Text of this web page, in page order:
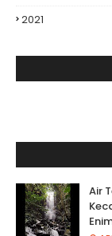
2021
Air